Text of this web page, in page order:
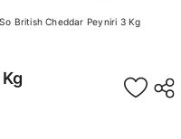
So British Cheddar Peyniri 3 Kg